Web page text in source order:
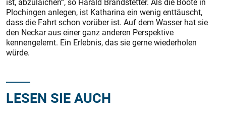
ist, abzulaichen“, so Harald Brandstetter. Als die Boote in
Plochingen anlegen, ist Katharina ein wenig enttäuscht,
dass die Fahrt schon vorüber ist. Auf dem Wasser hat sie
den Neckar aus einer ganz anderen Perspektive
kennengelernt. Ein Erlebnis, das sie gerne wiederholen
würde.
LESEN SIE AUCH